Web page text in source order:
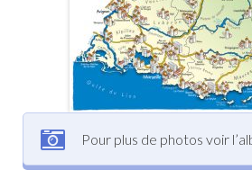
Pour plus de photos voir